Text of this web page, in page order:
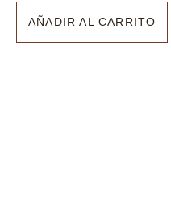
AÑADIR AL CARRITO